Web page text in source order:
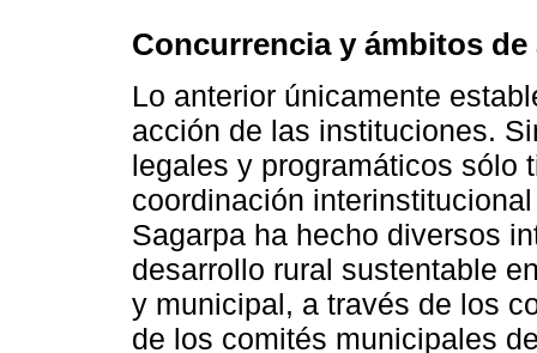
Concurrencia y ámbitos
Lo anterior únicamente
acción de las instituciones.
legales y programáticos sólo
coordinación
Sagarpa ha hecho diversos
desarrollo rural sustentable
y municipal, a través de los
de los comités municipales